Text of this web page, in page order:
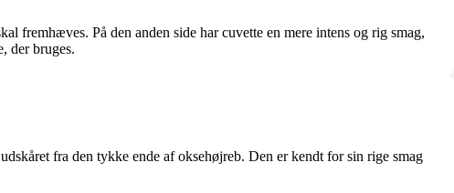
fremhæves. På den anden side har cuvette en mere intens og rig smag,
der bruges.
fra den tykke ende af oksehøjreb. Den er kendt for sin rige smag